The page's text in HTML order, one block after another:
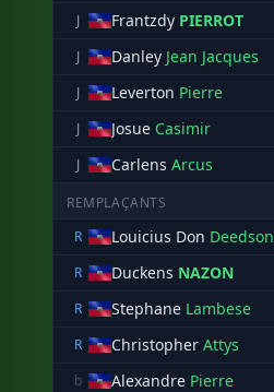
J
Frantzdy PIERROT
J
Danley Jean Jacques
J
Leverton Pierre
J
Josue Casimir
J
Carlens Arcus
REMPLAÇANTS
R
Louicius Don Deedson
R
Duckens NAZON
R
Stephane Lambese
R
Christopher Attys
b
Alexandre Pierre